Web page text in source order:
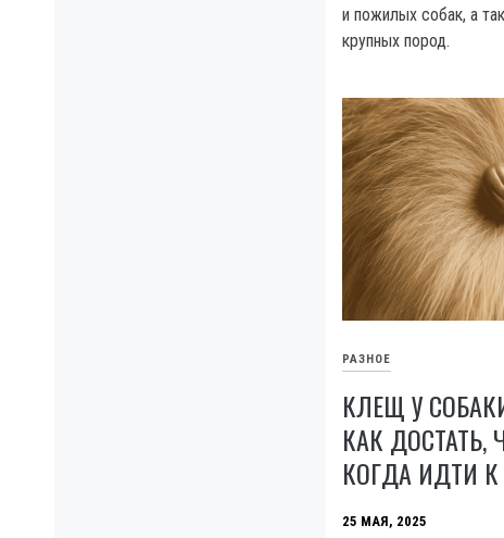
и пожилых собак, а
крупных пород.
РАЗНОЕ
КЛЕЩ У
КАК ДОСТАТЬ,
КОГДА ИДТИ К
25 МАЯ, 2025